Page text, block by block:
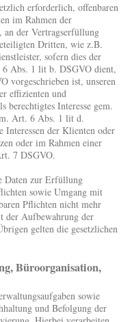
erforderlich, offenbaren
im Rahmen der
der Vertragserfüllung
Dritten, wie z.B.
sofern dies der
Abs. 1 lit b. DSGVO dient,
vorgeschrieben ist, unseren
effizienten und
berechtigtes Interesse gem.
Art. 6 Abs. 1 lit d.
der Klienten oder
oder im Rahmen einer
7 DSGVO.
Daten zur Erfüllung
sowie Umgang mit
Pflichten nicht mehr
der Aufbewahrung der
gelten die gesetzlichen
Büroorganisation,
sowie
und Befolgung der